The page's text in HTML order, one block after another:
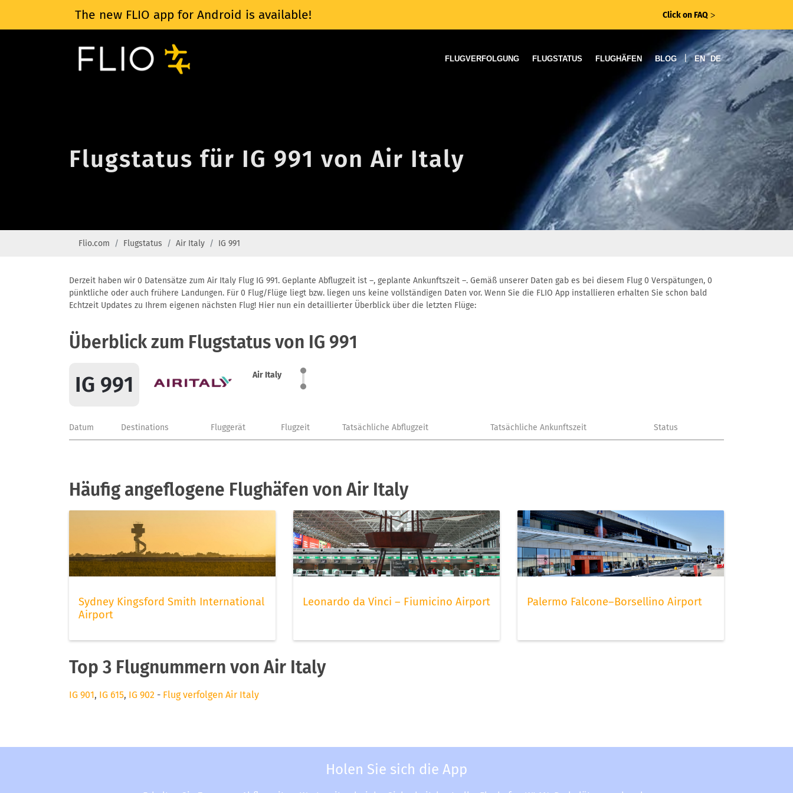
The new FLIO app for Android is available! Click on FAQ ᐳ
FLUGVERFOLGUNG FLUGSTATUS FLUGHÄFEN BLOG | EN DE
Flugstatus für IG 991 von Air Italy
Flio.com Flugstatus Air Italy IG 991
Derzeit haben wir 0 Datensätze zum Air Italy Flug IG 991. Geplante Abflugzeit ist –, geplante Ankunftszeit –. Gemäß unserer Daten gab es bei diesem Flug 0 Verspätungen, 0
pünktliche oder auch frühere Landungen. Für 0 Flug/Flüge liegt bzw. liegen uns keine vollständigen Daten vor. Wenn Sie die FLIO App installieren erhalten Sie schon bald
Echtzeit Updates zu Ihrem eigenen nächsten Flug! Hier nun ein detaillierter Überblick über die letzten Flüge:
Überblick zum Flugstatus von IG 991
IG 991 Air Italy
Datum Destinations Fluggerät Flugzeit Tatsächliche Abflugzeit Tatsächliche Ankunftszeit Status
Häufig angeflogene Flughäfen von Air Italy
Sydney Kingsford Smith International
Airport
Leonardo da Vinci – Fiumicino Airport Palermo Falcone–Borsellino Airport
Top 3 Flugnummern von Air Italy
IG 901, IG 615, IG 902 - Flug verfolgen Air Italy
Holen Sie sich die App